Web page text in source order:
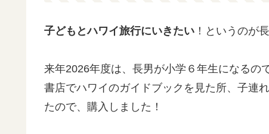
子どもとハワイ旅行にいきたい ！というのが
来年2026年度は、長男が小学６年生になるの
書店でハワイのガイドブックを見た所、子連
たので、購入しました！